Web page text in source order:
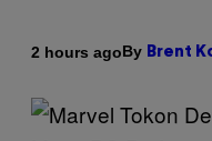
2 hours agoBy Brent